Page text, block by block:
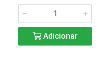
Adicionar